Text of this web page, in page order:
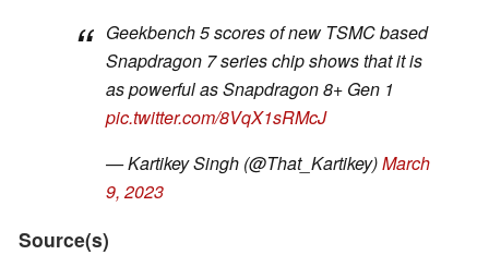
Geekbench 5 scores of new TSMC based
Snapdragon 7 series chip shows that it is
as powerful as Snapdragon 8+ Gen 1
pic.twitter.com/8VqX1sRMcJ
— Kartikey Singh (@That_Kartikey)March
9, 2023
Source(s)